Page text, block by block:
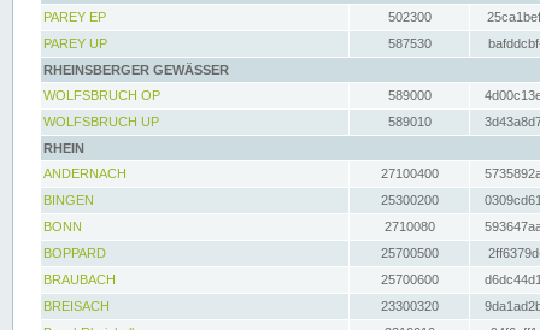
PAREY EP
502300
PAREY UP
587530
RHEINSBERGER GEWÄSSER
WOLFSBRUCH OP
589000
WOLFSBRUCH UP
589010
RHEIN
ANDERNACH
27100400
BINGEN
25300200
BONN
2710080
BOPPARD
25700500
BRAUBACH
25700600
BREISACH
23300320